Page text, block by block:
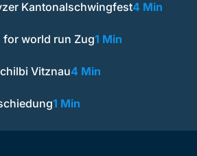
Kantonalschwingfest4 Min
for world run Zug1 Min
Vitznau4 Min
1 Min